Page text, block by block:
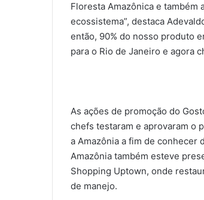
Floresta Amazônica e também
ecossistema”, destaca
então, 90% do nosso produto
para o Rio de Janeiro e agora
As ações de promoção do
chefs testaram e aprovaram o
a Amazônia a fim de conhecer
Amazônia também esteve
Shopping Uptown, onde
de manejo.